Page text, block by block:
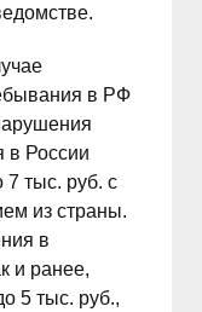
в РФ
в России
7 тыс. руб. с
из страны.
в
и ранее,
5 тыс. руб.,